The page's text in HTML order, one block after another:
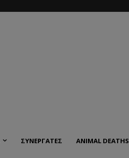
ΣΥΝΕΡΓΑΤΕΣ ANIMAL DEATHS